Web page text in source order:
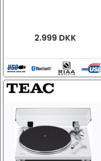
2.999 DKK